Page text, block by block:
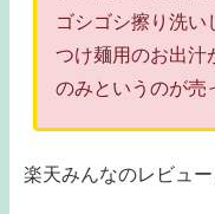
ゴシゴシ擦り洗い
つけ麺用のお出汁
のみというのが売
楽天みんなのレビュー